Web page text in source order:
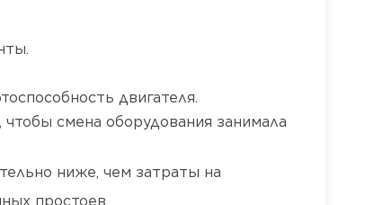
двигателя.
смена оборудования занимала
ниже, чем затраты на
простоев.